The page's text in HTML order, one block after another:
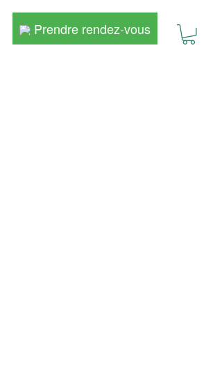
Prendre rendez-vous
Prendre rendez-vous